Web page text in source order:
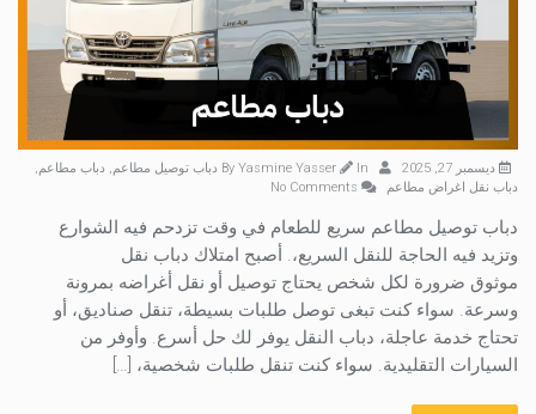
ديسمبر 27, 2025 Yasmine Yasser In دباب توصيل مطاعم, دباب مطاعم,
دباب نقل اغراض مطاعم
دباب توصيل مطاعم سريع للطعام في وقت تزدحم فيه الشوارع
وتزيد فيه الحاجة للنقل السريع،. أصبح امتلاك دباب نقل
موثوق ضرورة لكل شخص يحتاج توصيل أو نقل أغراضه بمرونة
وسرعة. سواء كنت تبغى توصل طلبات بسيطة، تنقل صناديق، أو
تحتاج خدمة عاجلة، دباب النقل يوفر لك حل أسرع. وأوفر من
السيارات التقليدية. سواء كنت تنقل طلبات شخصية، […]